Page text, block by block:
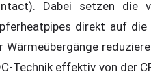
Dabei setzen die
direkt auf
Wärmeübergänge
Technik effektiv von der